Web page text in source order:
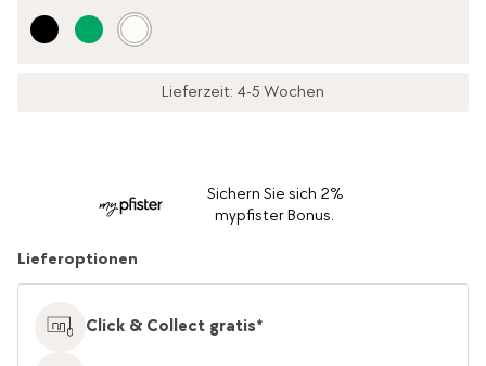
Lieferzeit: 4-5 Wochen
Sichern Sie sich 2%
mypfister Bonus.
Lieferoptionen
Click & Collect gratis*